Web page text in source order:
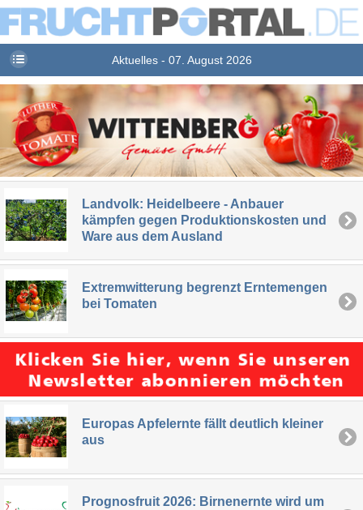
Aktuelles - 07. August 2026
Landvolk: Heidelbeere - Anbauer
kämpfen gegen Produktionskosten und
Ware aus dem Ausland
Extremwitterung begrenzt Erntemengen
bei Tomaten
Europas Apfelernte fällt deutlich kleiner
aus
Prognosfruit 2026: Birnenernte wird um